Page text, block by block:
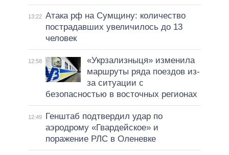
13:22 Атака рф на Сумщину: количество
пострадавших увеличилось до 13
человек
12:58
«Укрзализныця» изменила
маршруты ряда поездов из-
за ситуации с
безопасностью в восточных регионах
12:49
Генштаб подтвердил удар по
аэродрому «Гвардейское» и
поражение РЛС в Оленевке